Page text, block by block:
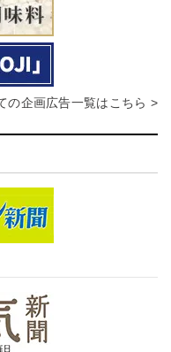
の企画広告一覧はこちら >